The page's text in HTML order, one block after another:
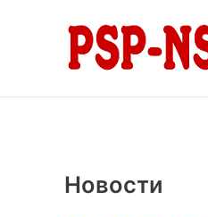
содержимому
Новости